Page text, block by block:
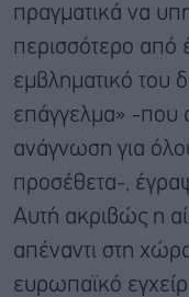
πραγματικά να
περισσότερο από
εμβληματικό του
επάγγελμα» -που
ανάγνωση για
προσέθετα-,
Αυτή ακριβώς η
απέναντι στη
ευρωπαϊκό